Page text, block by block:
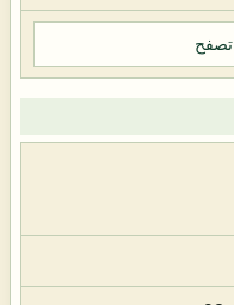
تصفح